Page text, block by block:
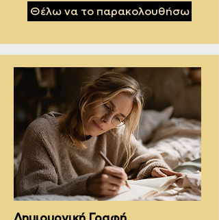
Θέλω να το παρακολουθήσω